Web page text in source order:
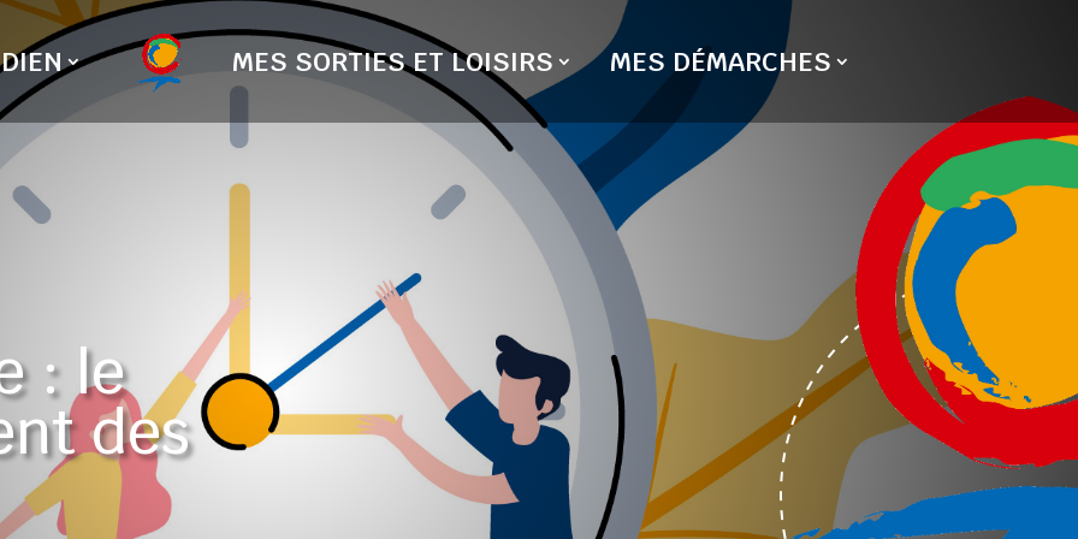
MES SORTIES ET LOISIRS MES DÉMARCHES
: le
des